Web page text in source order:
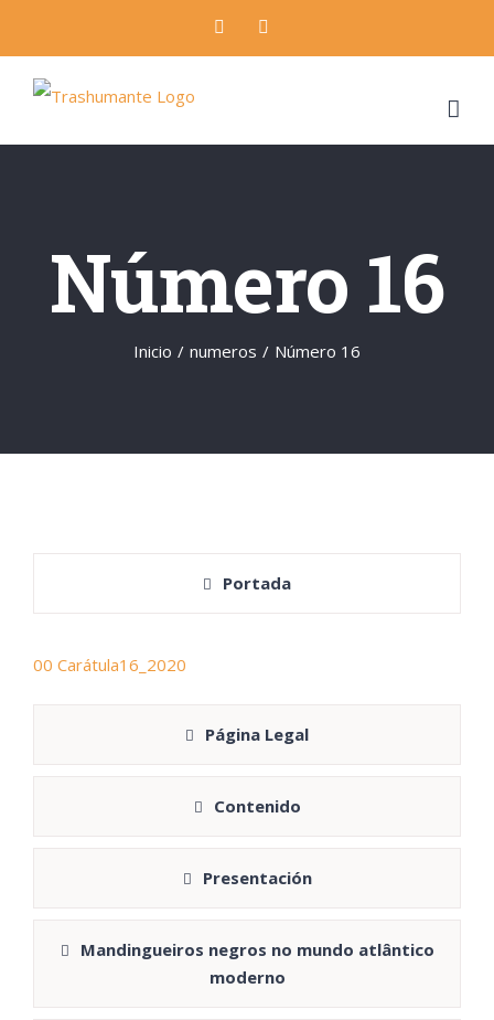
to
content
Facebook
Número 16
Inicio / numeros / Número 16
Portada
00 Carátula16_2020
Página Legal
Contenido
Presentación
Mandingueiros negros no mundo atlântico
moderno